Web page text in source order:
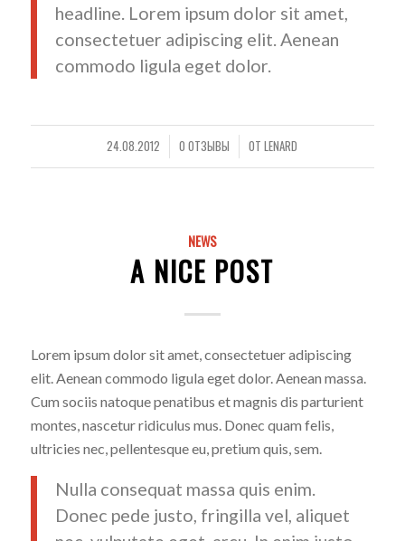
headline. Lorem ipsum dolor sit amet,
consectetuer adipiscing elit. Aenean
commodo ligula eget dolor.
24.08.2012
/ 0 ОТЗЫВЫ
/ ОТLENARD
NEWS
A NICE POST
Lorem ipsum dolor sit amet, consectetuer adipiscing
elit. Aenean commodo ligula eget dolor. Aenean massa.
Cum sociis natoque penatibus et magnis dis parturient
montes, nascetur ridiculus mus. Donec quam felis,
ultricies nec, pellentesque eu, pretium quis, sem.
Nulla consequat massa quis enim.
Donec pede justo, fringilla vel, aliquet